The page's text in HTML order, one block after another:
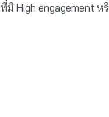
High engagement